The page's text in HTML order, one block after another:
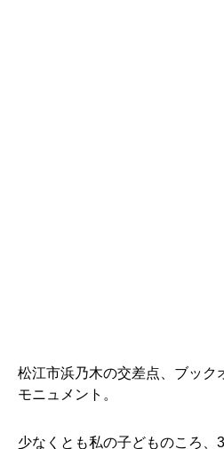
松江市浜乃木の交差点、ブック
モニュメント。
少なくとも私の子どものころ、